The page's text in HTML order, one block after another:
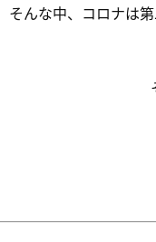
そんな中、コロナは